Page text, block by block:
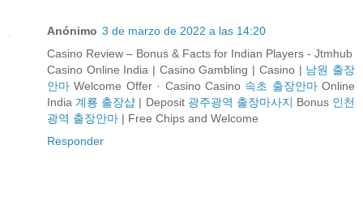
Anónimo 3 de marzo de 2022 a las 14:20
Casino Review – Bonus & Facts for Indian Players - Jtmhub
Casino Online India | Casino Gambling | Casino | 남원 출장
안마 Welcome Offer · Casino Casino 속초 출장안마Online
India 계룡 출장샵 | Deposit 광주광역 출장마사지 Bonus 인천
광역 출장안마 | Free Chips and Welcome
Responder